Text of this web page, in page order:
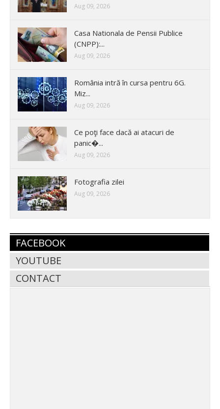
Aug 09, 2026
Casa Nationala de Pensii Publice
(CNPP):...
Aug 09, 2026
România intră în cursa pentru 6G.
Miz...
Aug 09, 2026
Ce poţi face dacă ai atacuri de
panic�...
Aug 09, 2026
Fotografia zilei
Aug 09, 2026
FACEBOOK
YOUTUBE
CONTACT